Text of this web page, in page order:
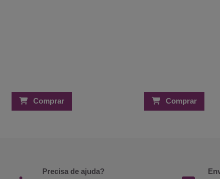
Comprar Comprar
Precisa de ajuda?